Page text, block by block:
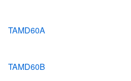
TAMD60A
TAMD60B